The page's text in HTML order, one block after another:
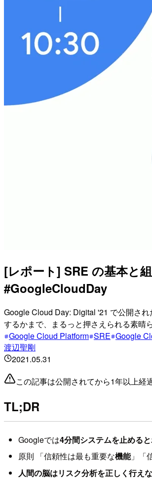
[レポート] SRE の基本と
#GoogleCloudDay
Google Cloud Day: Digital '21 で公開さ
するかまで、まるっと押さえられる素晴
Google Cloud Platform SRE Google
渡辺聖剛
2021.05.31
この記事は公開されてから1年以上経
TL;DR
Googleでは4分間システムを止める
原則 「信頼性は最も重要な機能」「
人間の脳はリスク分析を正しく行え